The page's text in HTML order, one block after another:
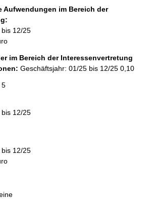
Aufwendungen im Bereich der
12/25
im Bereich der Interessenvertretung
Geschäftsjahr: 01/25 bis 12/25 0,10
5
12/25
12/25